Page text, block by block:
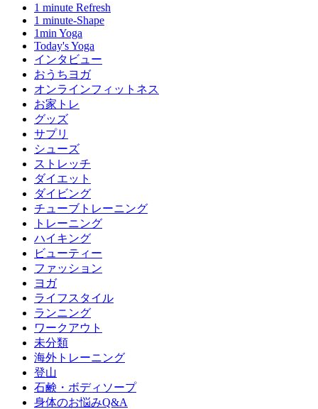
1 minute Refresh
1 minute-Shape
1min Yoga
Today's Yoga
インタビュー
おうちヨガ
オンラインフィットネス
お家トレ
グッズ
サプリ
シューズ
ストレッチ
ダイエット
ダイビング
チューブトレーニング
トレーニング
ハイキング
ビューティー
ファッション
ヨガ
ライフスタイル
ランニング
ワークアウト
未分類
海外トレーニング
登山
石鹸・ボディソープ
身体のお悩みQ&A